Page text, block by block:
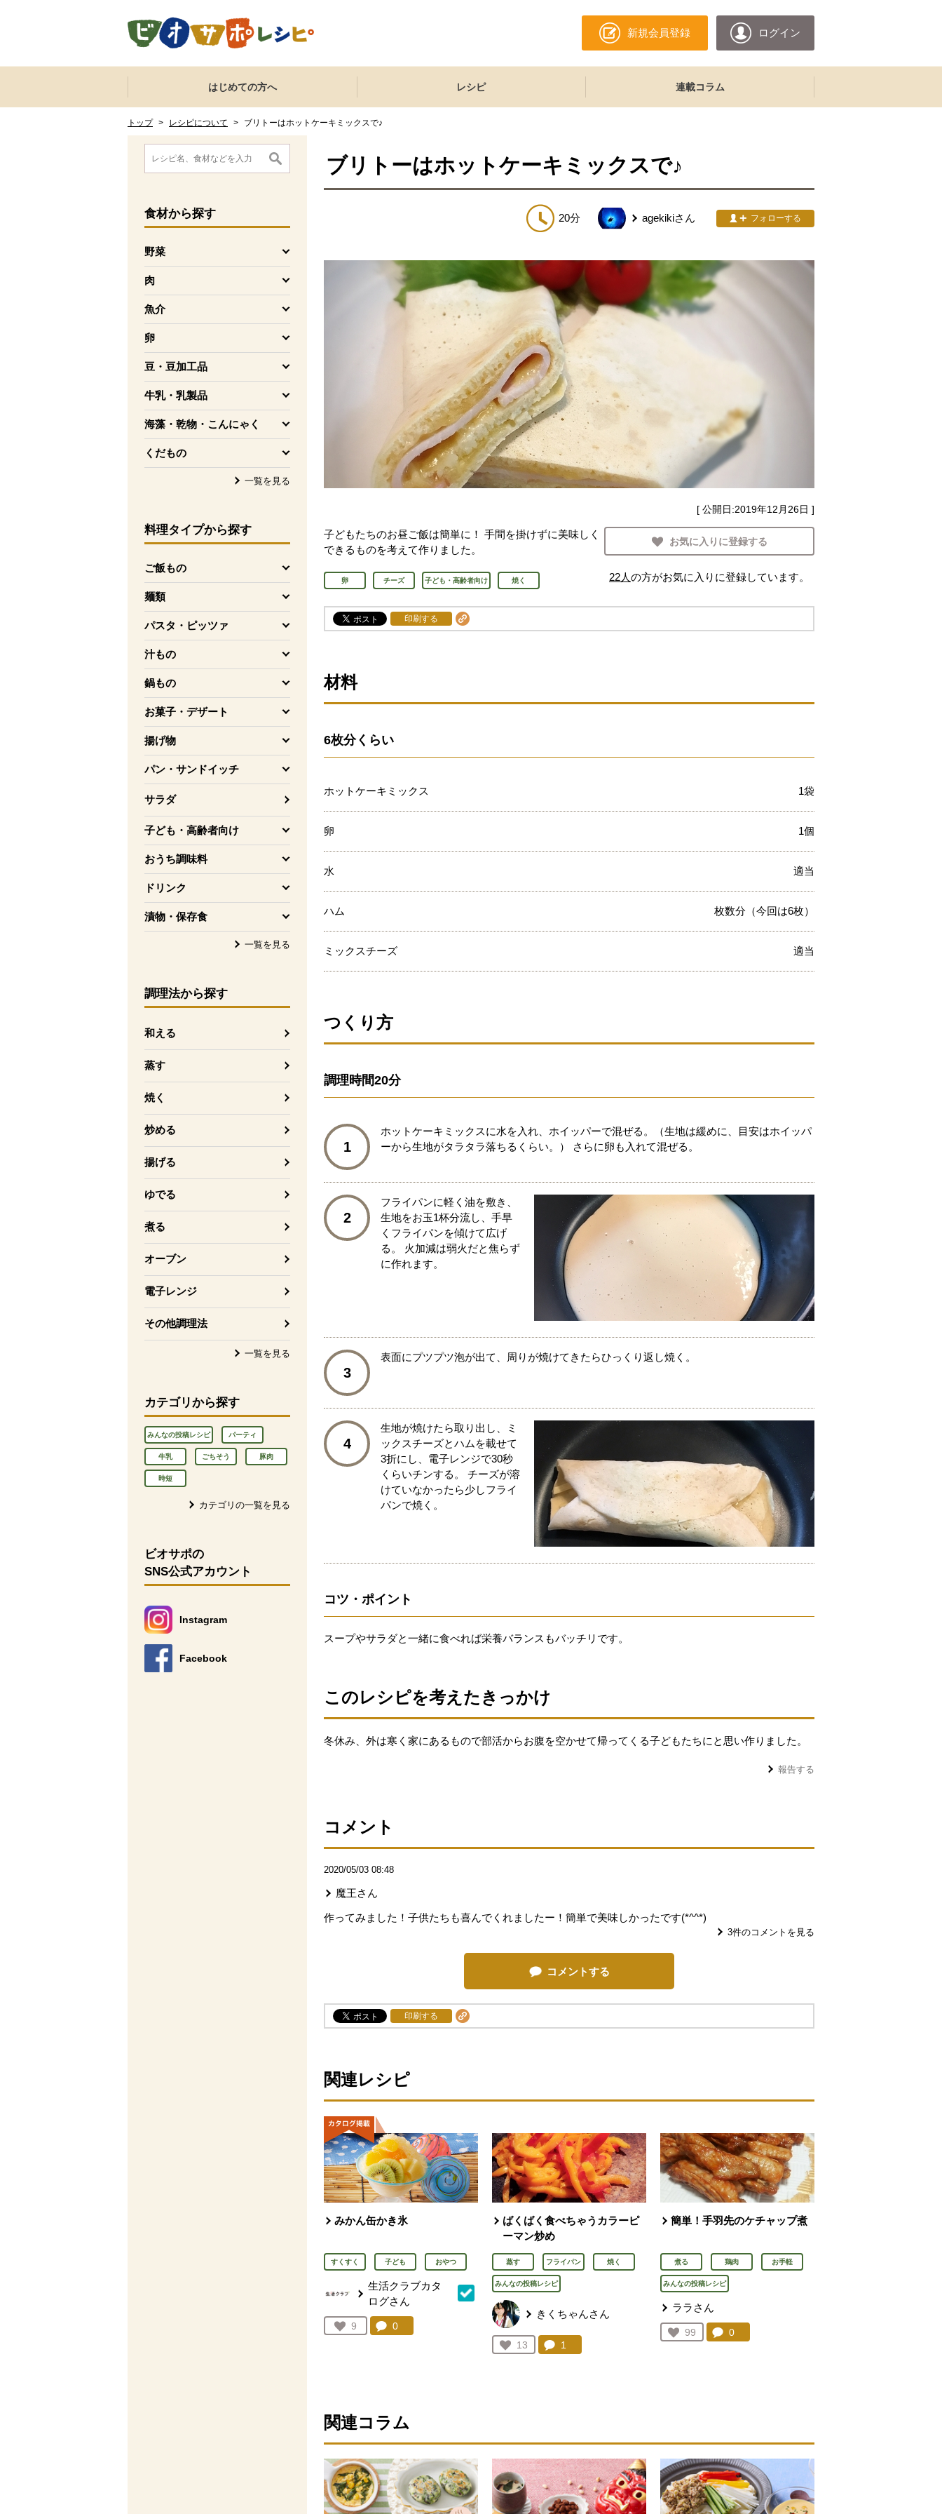
新規会員登録 ログイン
ここからサイト内共通メニューです。
サイト内共通メニューをスキップする
はじめての方へ レシピ 連載コラム
トップ > レシピについて > ブリトーはホットケーキミックスで♪
ここから消費材検索メニューです。
食材から探す
野菜
を開く
肉
を開く
魚介
を開く
卵
を開く
豆・豆加工品
を開く
牛乳・乳製品
を開く
海藻・乾物・こんにゃく
を開く
くだもの
を開く
一覧を見る
料理タイプから探す
ご飯もの
を開く
麺類
を開く
パスタ・ピッツァ
を開く
汁もの
を開く
鍋もの
を開く
お菓子・デザート
を開く
揚げ物
を開く
パン・サンドイッチ
を開く
サラダ
子ども・高齢者向け
を開く
おうち調味料
を開く
ドリンク
を開く
漬物・保存食
を開く
一覧を見る
調理法から探す
和える
蒸す
焼く
炒める
揚げる
ゆでる
煮る
オーブン
電子レンジ
その他調理法
一覧を見る
カテゴリから探す
みんなの投稿レシピ パーティ
牛乳 ごちそう 豚肉
時短
カテゴリの一覧を見る
消費材検索メニューここまで。
ここから本文です。
ビオサポの
SNS公式アカウント
Instagram
別のウィンドウで開きます。
Facebook
別のウィンドウで開きます。
ブリトーはホットケーキミックスで♪
20分 agekikiさん フォローする
[ 公開日:2019年12月26日 ]
子どもたちのお昼ご飯は簡単に！ 手間を掛けずに美味しく
できるものを考えて作りました。
卵 チーズ 子ども・高齢者向け 焼く
お気に入りに登録する
22人の方がお気に入りに登録しています。
印刷する
材料
6枚分くらい
ホットケーキミックス 1袋
卵 1個
水 適当
ハム 枚数分（今回は6枚）
ミックスチーズ 適当
つくり方
調理時間20分
1
ホットケーキミックスに水を入れ、ホイッパーで混ぜる。（生地は緩めに、目安はホイッパ
ーから生地がタラタラ落ちるくらい。） さらに卵も入れて混ぜる。
2
フライパンに軽く油を敷き、
生地をお玉1杯分流し、手早
くフライパンを傾けて広げ
る。 火加減は弱火だと焦らず
に作れます。
3
表面にプツプツ泡が出て、周りが焼けてきたらひっくり返し焼く。
4
生地が焼けたら取り出し、ミ
ックスチーズとハムを載せて
3折にし、電子レンジで30秒
くらいチンする。 チーズが溶
けていなかったら少しフライ
パンで焼く。
コツ・ポイント
スープやサラダと一緒に食べれば栄養バランスもバッチリです。
このレシピを考えたきっかけ
冬休み、外は寒く家にあるもので部活からお腹を空かせて帰ってくる子どもたちにと思い作りました。
報告する
コメント
2020/05/03 08:48
魔王さん
作ってみました！子供たちも喜んでくれましたー！簡単で美味しかったです(*^^*)
3件のコメントを見る
コメントする
印刷する
関連レシピ
みかん缶かき氷
すくすく 子ども おやつ
生活クラブカタ
ログさん
お気に入り登録：
9
人が登録
コメント：
0 件。コメントを見る。
ばくばく食べちゃうカラーピ
ーマン炒め
蒸す フライパン 焼く
みんなの投稿レシピ
きくちゃんさん
お気に入り登録：
13
人が登録
コメント：
1 件。コメントを見る。
簡単！手羽先のケチャップ煮
煮る 鶏肉 お手軽
みんなの投稿レシピ
ララさん
お気に入り登録：
99
人が登録
コメント：
0件。コメントを見る。
関連コラム